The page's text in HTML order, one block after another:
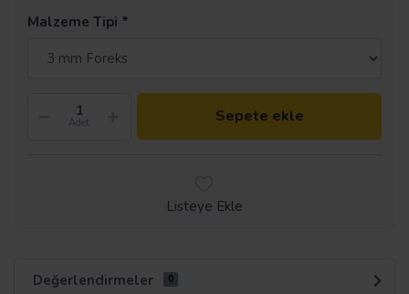
Malzeme Tipi
Adet Sepete ekle
Listeye Ekle
Değerlendirmeler 0